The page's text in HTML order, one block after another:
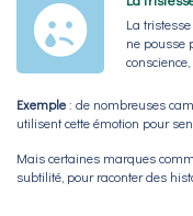
La
ne pousse
Exemple: de nombreuses
utilisent cette émotion pour
Mais certaines marques
subtilité, pour raconter des